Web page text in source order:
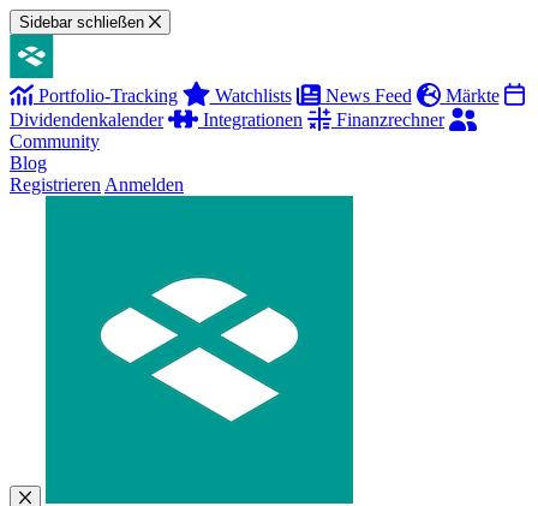
Sidebar schließen
Portfolio-Tracking Watchlists News Feed
Märkte
Dividendenkalender
Integrationen
Finanzrechner
Community
Blog
Registrieren Anmelden